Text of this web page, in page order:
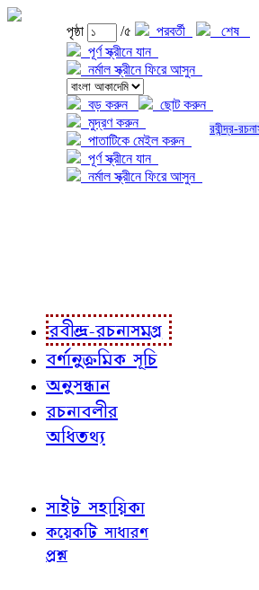
পৃষ্ঠা /৫ পরবর্তী
শেষ
পূর্ণ স্ক্রীনে যান
নর্মাল স্ক্রীনে ফিরে আসুন
বড় করুন
ছোট করুন
মুদ্রণ করুন
পাতাটিকে মেইল করুন
পূর্ণ স্ক্রীনে যান
নর্মাল স্ক্রীনে ফিরে আসুন
রবীন্দ্র-
রবীন্দ্র-রচনাসমগ্র
বর্ণানুক্রমিক সূচি
অনুসন্ধান
রচনাবলীর
অধিতথ্য
সাইট সহায়িকা
কয়েকটি সাধারণ
প্রশ্ন